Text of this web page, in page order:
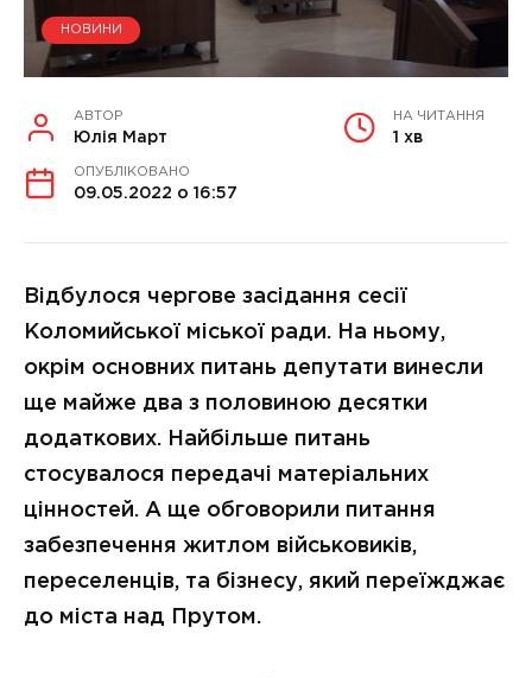
НОВИНИ
АВТОР
Юлія Март
НА ЧИТАННЯ
1 хв
ОПУБЛІКОВАНО
09.05.2022 о 16:57
Відбулося чергове засідання сесії
Коломийської міської ради. На ньому,
окрім основних питань депутати винесли
ще майже два з половиною десятки
додаткових. Найбільше питань
стосувалося передачі матеріальних
цінностей. А ще обговорили питання
забезпечення житлом військовиків,
переселенців, та бізнесу, який переїжджає
до міста над Прутом.